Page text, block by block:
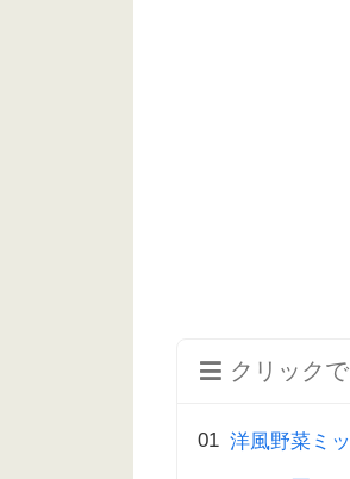
クリック
洋風野菜ミ